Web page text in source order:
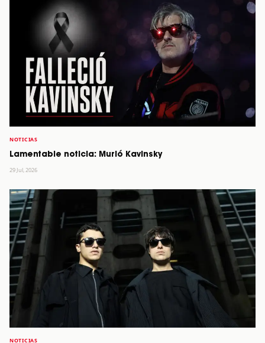
NOTICIAS
Lamentable noticia: Murió Kavinsky
29 Jul, 2026
NOTICIAS